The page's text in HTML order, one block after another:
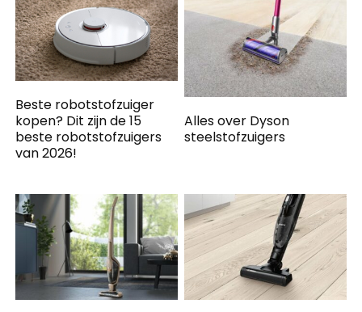
Beste robotstofzuiger
kopen? Dit zijn de 15
beste robotstofzuigers
van 2026!
Alles over Dyson
steelstofzuigers